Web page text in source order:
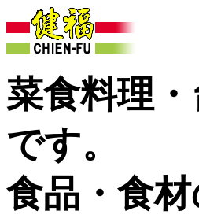
菜食料理
です。
食品・食